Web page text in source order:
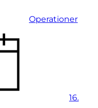
Operationer
16.